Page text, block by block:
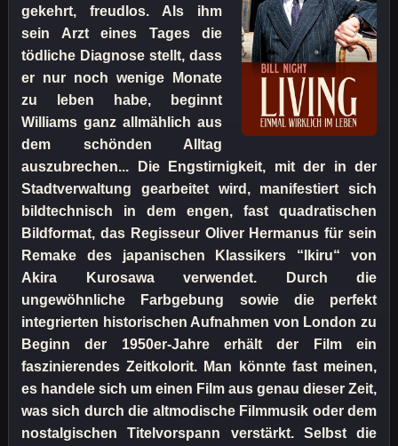
gekehrt, freudlos. Als ihm
sein Arzt eines Tages die
tödliche Diagnose stellt, dass
er nur noch wenige Monate
zu leben habe, beginnt
Williams ganz allmählich aus
dem schönden Alltag
auszubrechen... Die Engstirnigkeit, mit der in der
Stadtverwaltung gearbeitet wird, manifestiert sich
bildtechnisch in dem engen, fast quadratischen
Bildformat, das Regisseur Oliver Hermanus für sein
Remake des japanischen Klassikers “Ikiru“ von
Akira Kurosawa verwendet. Durch die
ungewöhnliche Farbgebung sowie die perfekt
integrierten historischen Aufnahmen von London zu
Beginn der 1950er-Jahre erhält der Film ein
faszinierendes Zeitkolorit. Man könnte fast meinen,
es handele sich um einen Film aus genau dieser Zeit,
was sich durch die altmodische Filmmusik oder dem
nostalgischen Titelvorspann verstärkt. Selbst die